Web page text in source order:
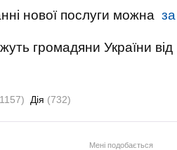
нової послуги можна
громадяни України від
Дія (732)
Мені подобається